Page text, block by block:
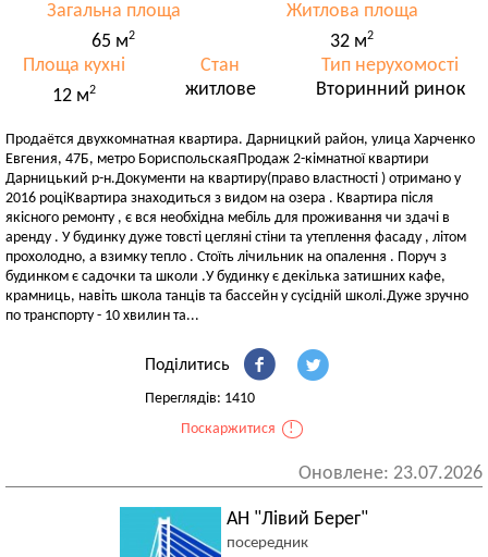
Загальна площа
65 м2
Житлова площа
32 м2
Площа кухні
12 м2
Стан
житлове
Тип нерухомості
Вторинний ринок
Продаётся двухкомнатная квартира. Дарницкий район, улица Харченко
Евгения, 47Б, метро БориспольскаяПродаж 2-кімнатної квартири
Дарницький р-н.Документи на квартиру(право властності ) отримано у
2016 роціКвартира знаходиться з видом на озера . Квартира після
якісного ремонту , є вся необхідна мебіль для проживання чи здачі в
аренду . У будинку дуже товсті цегляні стіни та утеплення фасаду , літом
прохолодно, а взимку тепло . Стоїть лічильник на опалення . Поруч з
будинком є садочки та школи .У будинку є декілька затишних кафе,
крамниць, навіть школа танців та бассейн у сусідній школі.Дуже зручно
по транспорту - 10 хвилин та...
Поділитись
Переглядів: 1410
Поскаржитися
!
Оновлене: 23.07.2026
АН "Лівий Берег"
посередник